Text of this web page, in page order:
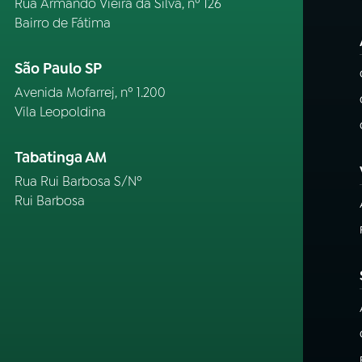
Rua Armando Vieira da Silva, nº 126
Bairro de Fátima
São Paulo SP
Avenida Mofarrej, nº 1.200
Vila Leopoldina
Tabatinga AM
Rua Rui Barbosa S/Nº
Rui Barbosa